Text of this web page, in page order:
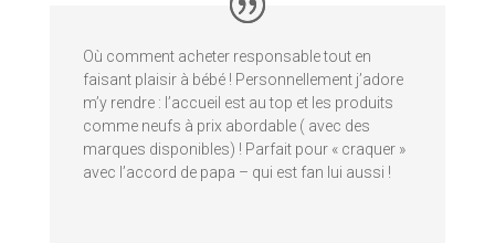
Où comment acheter responsable tout en
faisant plaisir à bébé ! Personnellement j’adore
m’y rendre : l’accueil est au top et les produits
comme neufs à prix abordable ( avec des
marques disponibles) ! Parfait pour « craquer »
avec l’accord de papa – qui est fan lui aussi !